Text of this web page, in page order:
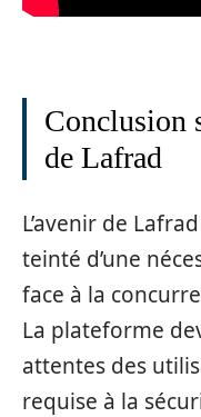
Conclusion
de Lafrad
L’avenir de
teinté d’une
face à la
La plateforme
attentes des
requise à la